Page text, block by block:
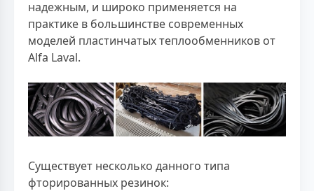
надежным, и широко применяется на
практике в большинстве современных
моделей пластинчатых теплообменников от
Alfa Laval.
Существует несколько данного типа
фторированных резинок: